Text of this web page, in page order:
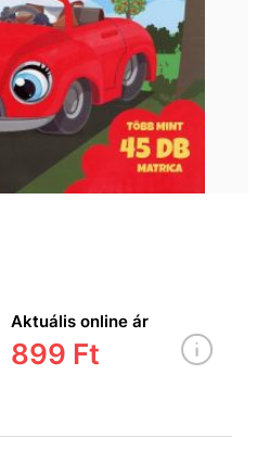
Aktuális online ár
899 Ft